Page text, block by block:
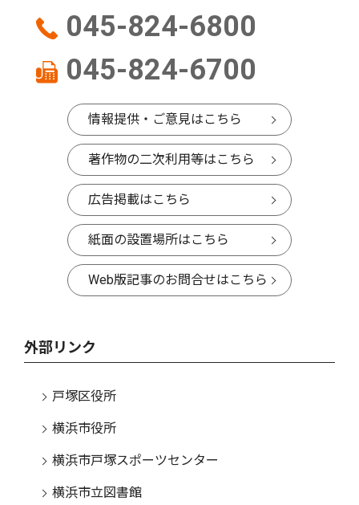
045-824-6800
045-824-6700
情報提供・ご意見はこちら
著作物の二次利用等はこちら
広告掲載はこちら
紙面の設置場所はこちら
Web版記事のお問合せはこちら
外部リンク
戸塚区役所
横浜市役所
横浜市戸塚スポーツセンター
横浜市立図書館